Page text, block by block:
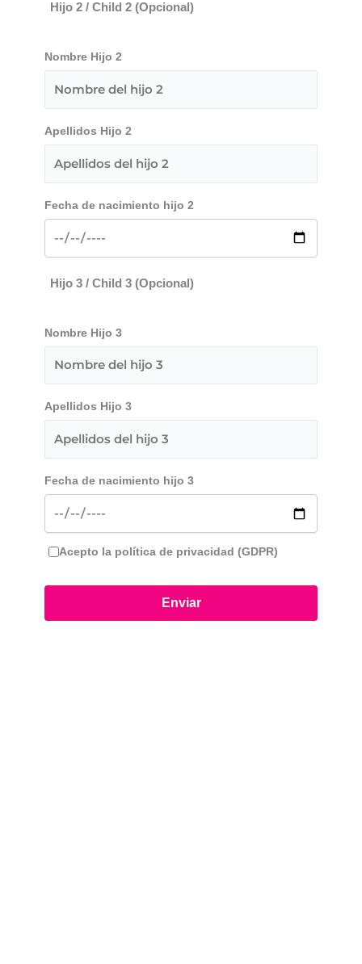
Hijo 2 / Child 2 (Opcional)
Nombre Hijo 2
Apellidos Hijo 2
Fecha de nacimiento hijo 2
Hijo 3 / Child 3 (Opcional)
Nombre Hijo 3
Apellidos Hijo 3
Fecha de nacimiento hijo 3
Acepto la política de privacidad (GDPR)
Enviar